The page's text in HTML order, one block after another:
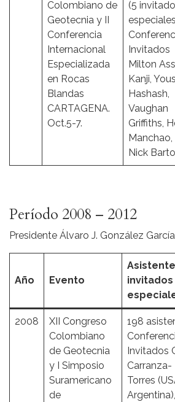
Colombiano de
Geotecnia y II
Conferencia
Internacional
Especializada
en Rocas
Blandas
CARTAGENA.
Oct.5-7.
(5
Invitados
Milton
Kanji,
Hashash,
Vaughan
Griffiths,
Manchao,
Nick
Período 2008 – 2012
Presidente Álvaro J. González García
Año Evento
invitados
2008
XII Congreso
Colombiano
de Geotecnia
y I Simposio
Suramericano
de
198
Invitados
Carranza-
Torres